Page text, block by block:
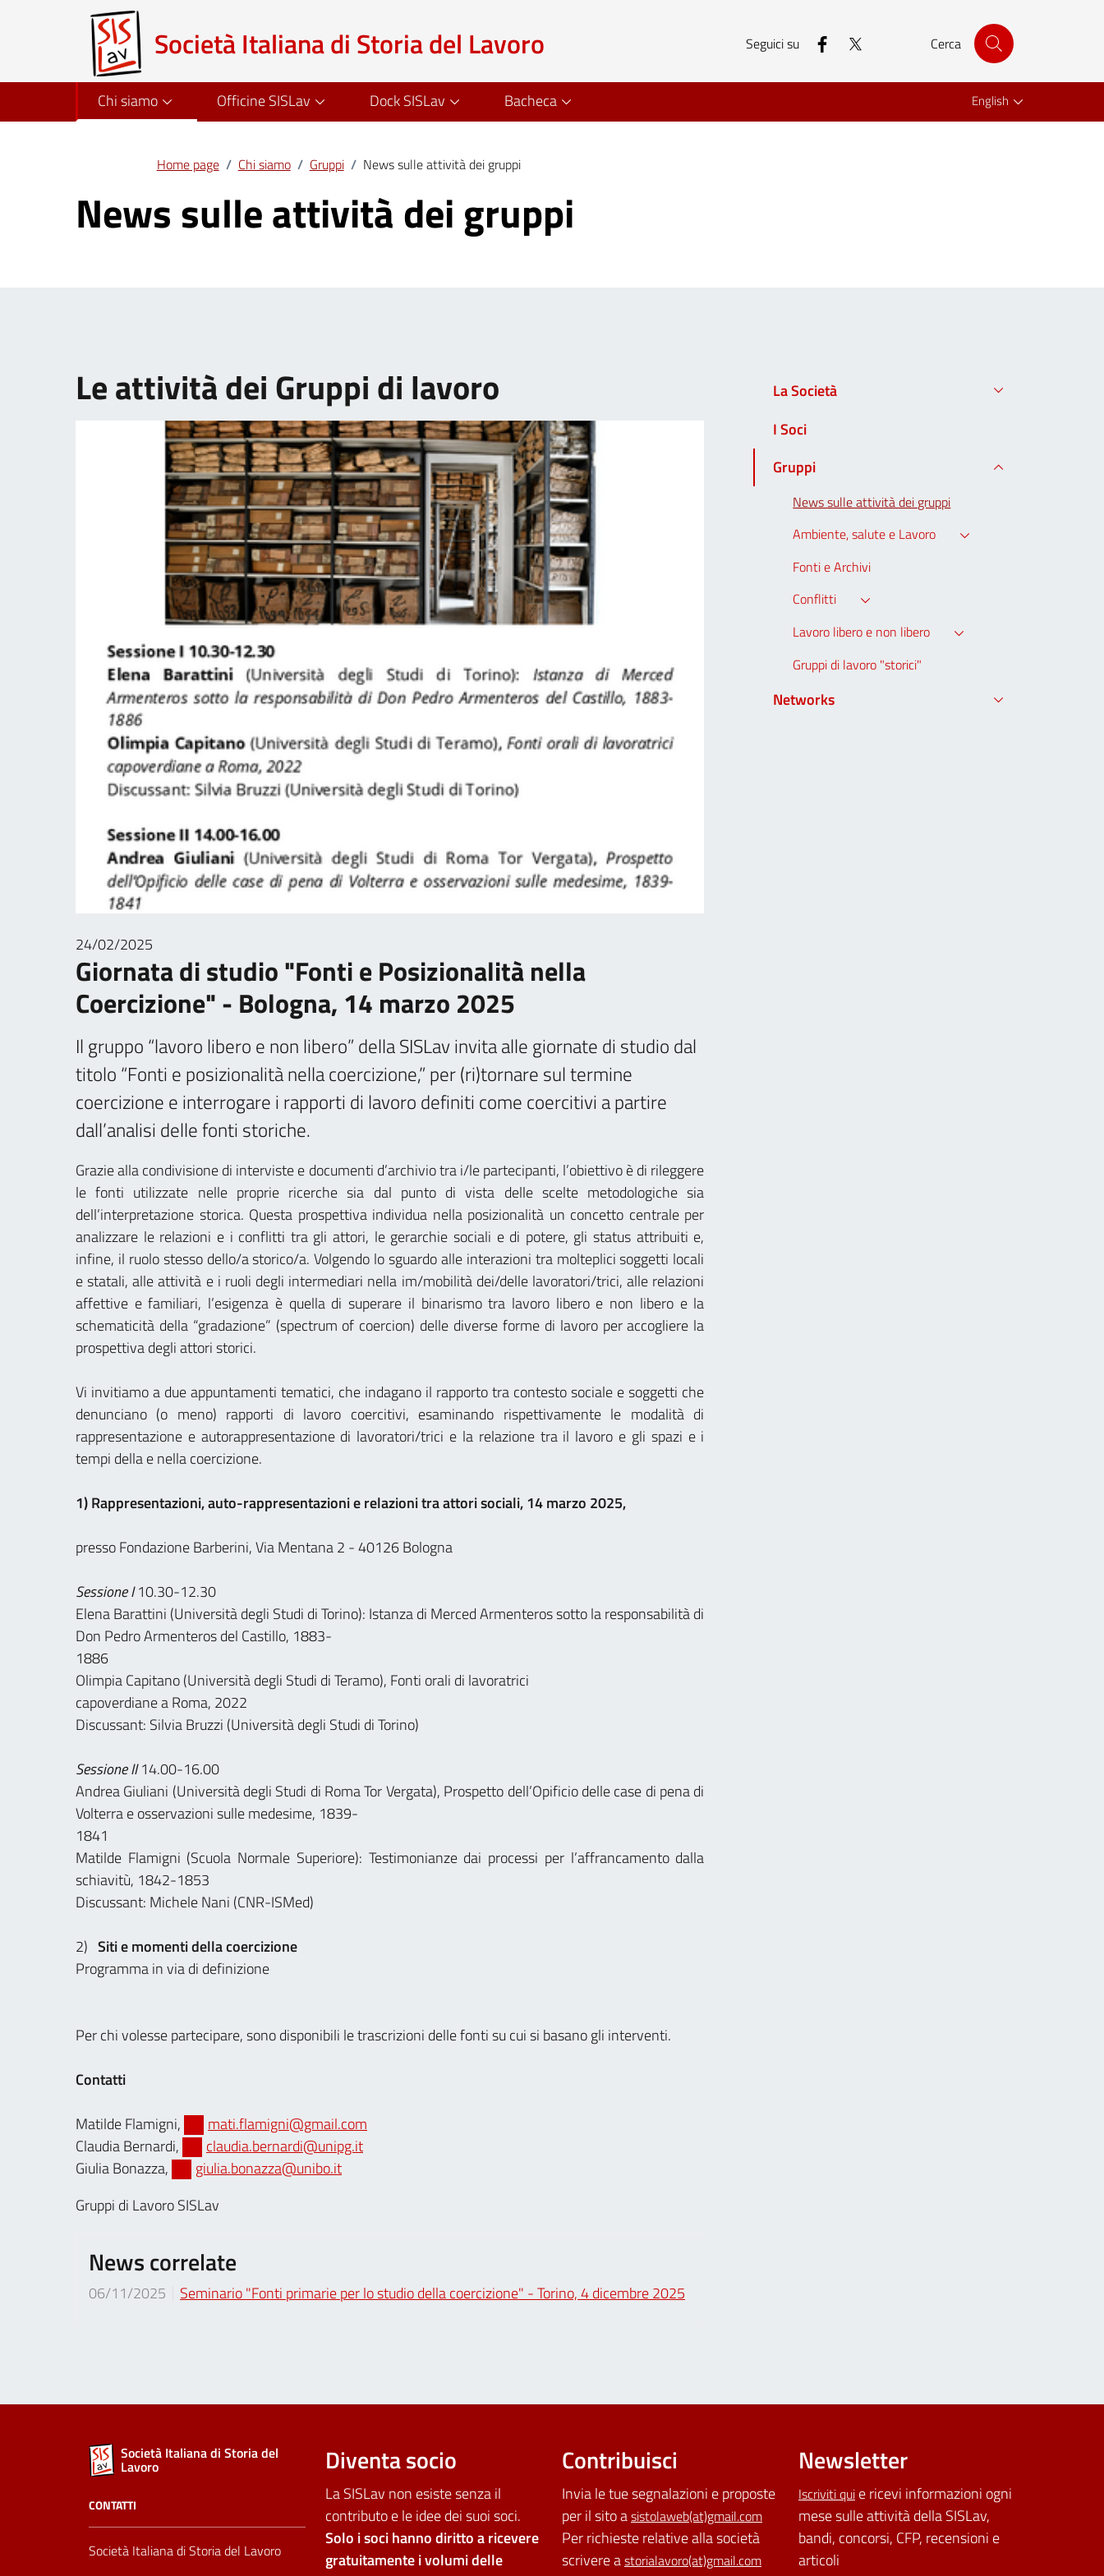
Società Italiana di Storia del Lavoro Seguici su facebook Cerca
Chi siamo Officine SISLav Dock SISLav Bacheca English
Home page / Chi siamo / Gruppi / News sulle attività dei gruppi
News sulle attività dei gruppi
Le attività dei Gruppi di lavoro
24/02/2025
Giornata di studio "Fonti e Posizionalità nella
Coercizione" - Bologna, 14 marzo 2025
Il gruppo “lavoro libero e non libero” della SISLav invita alle giornate di studio dal
titolo “Fonti e posizionalità nella coercizione,” per (ri)tornare sul termine
coercizione e interrogare i rapporti di lavoro definiti come coercitivi a partire
dall’analisi delle fonti storiche.
Grazie alla condivisione di interviste e documenti d’archivio tra i/le partecipanti, l’obiettivo è di rileggere
le fonti utilizzate nelle proprie ricerche sia dal punto di vista delle scelte metodologiche sia
dell’interpretazione storica. Questa prospettiva individua nella posizionalità un concetto centrale per
analizzare le relazioni e i conflitti tra gli attori, le gerarchie sociali e di potere, gli status attribuiti e,
infine, il ruolo stesso dello/a storico/a. Volgendo lo sguardo alle interazioni tra molteplici soggetti locali
e statali, alle attività e i ruoli degli intermediari nella im/mobilità dei/delle lavoratori/trici, alle relazioni
affettive e familiari, l’esigenza è quella di superare il binarismo tra lavoro libero e non libero e la
schematicità della “gradazione” (spectrum of coercion) delle diverse forme di lavoro per accogliere la
prospettiva degli attori storici.
Vi invitiamo a due appuntamenti tematici, che indagano il rapporto tra contesto sociale e soggetti che
denunciano (o meno) rapporti di lavoro coercitivi, esaminando rispettivamente le modalità di
rappresentazione e autorappresentazione di lavoratori/trici e la relazione tra il lavoro e gli spazi e i
tempi della e nella coercizione.
1) Rappresentazioni, auto-rappresentazioni e relazioni tra attori sociali, 14 marzo 2025,
presso Fondazione Barberini, Via Mentana 2 - 40126 Bologna
Sessione I10.30-12.30
Elena Barattini (Università degli Studi di Torino): Istanza di Merced Armenteros sotto la responsabilità di
Don Pedro Armenteros del Castillo, 1883-
1886
Olimpia Capitano (Università degli Studi di Teramo), Fonti orali di lavoratrici
capoverdiane a Roma, 2022
Discussant: Silvia Bruzzi (Università degli Studi di Torino)
Sessione II14.00-16.00
Andrea Giuliani (Università degli Studi di Roma Tor Vergata), Prospetto dell’Opificio delle case di pena di
Volterra e osservazioni sulle medesime, 1839-
1841
Matilde Flamigni (Scuola Normale Superiore): Testimonianze dai processi per l’affrancamento dalla
schiavitù, 1842-1853
Discussant: Michele Nani (CNR-ISMed)
2) Siti e momenti della coercizione
Programma in via di definizione
Per chi volesse partecipare, sono disponibili le trascrizioni delle fonti su cui si basano gli interventi.
Contatti
Matilde Flamigni,
mati.flamigni@gmail.com
Claudia Bernardi,
claudia.bernardi@unipg.it
Giulia Bonazza,
giulia.bonazza@unibo.it
Gruppi di Lavoro SISLav
News correlate
06/11/2025 Seminario "Fonti primarie per lo studio della coercizione" - Torino, 4 dicembre 2025
La Società
I Soci
Gruppi
News sulle attività dei gruppi
Ambiente, salute e Lavoro
Fonti e Archivi
Conflitti
Lavoro libero e non libero
Gruppi di lavoro "storici"
Networks
Società Italiana di Storia del
Lavoro
CONTATTI
Società Italiana di Storia del Lavoro
Diventa socio
La SISLav non esiste senza il
contributo e le idee dei suoi soci.
Solo i soci hanno diritto a ricevere
gratuitamente i volumi delle
Contribuisci
Invia le tue segnalazioni e proposte
per il sito asistolaweb(at)gmail.com
Per richieste relative alla società
scrivere astorialavoro(at)gmail.com
Newsletter
Iscriviti quie ricevi informazioni ogni
mese sulle attività della SISLav,
bandi, concorsi, CFP, recensioni e
articoli